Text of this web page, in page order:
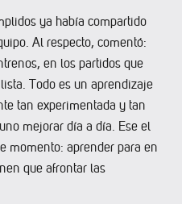
ya había compartido
Al respecto, comentó:
en los partidos que
Todo es un aprendizaje
tan experimentada y tan
mejorar día a día. Ese el
momento: aprender para en
que afrontar las